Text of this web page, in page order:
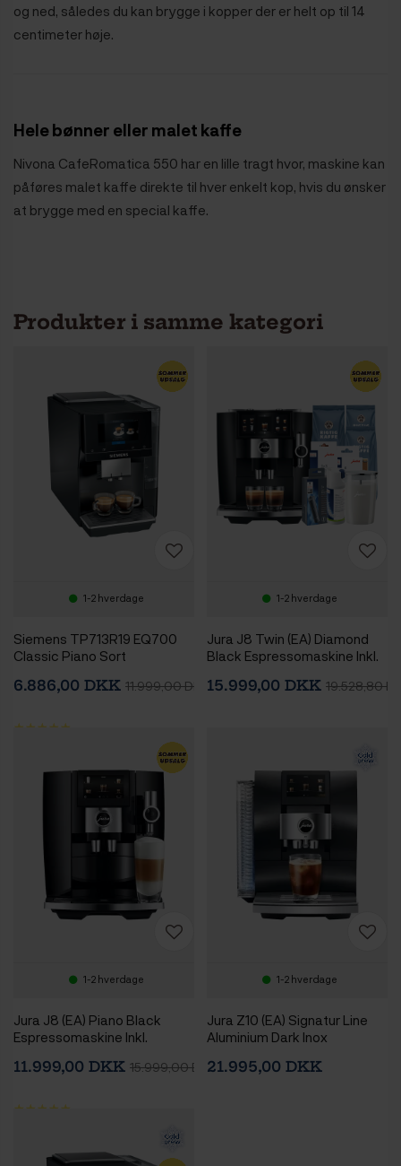
og ned, således du kan brygge i kopper der er helt op til 14
centimeter høje.
Hele bønner eller malet kaffe
Nivona CafeRomatica 550 har en lille tragt hvor, maskine kan
påføres malet kaffe direkte til hver enkelt kop, hvis du ønsker
at brygge med en special kaffe.
Produkter i samme kategori
1-2 hverdage
Siemens TP713R19 EQ700
Classic Piano Sort
6.886,00 DKK 11.999,00 DKK
1-2 hverdage
Jura J8 Twin (EA) Diamond
Black Espressomaskine Inkl.
Rigtig Kaffe
15.999,00 DKK 19.528,80
1-2 hverdage
Jura J8 (EA) Piano Black
Espressomaskine Inkl.
11.999,00 DKK 15.999,00 DKK
1-2 hverdage
Jura Z10 (EA) Signatur Line
Aluminium Dark Inox
Startpakke DK sprog
21.995,00 DKK